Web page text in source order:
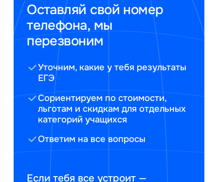
Оставляй свой номер
телефона, мы
перезвоним
Уточним, какие у тебя результаты
ЕГЭ
Сориентируем по стоимости,
льготам и скидкам для отдельных
категорий учащихся
Ответим на все вопросы
Если тебя все устроит —